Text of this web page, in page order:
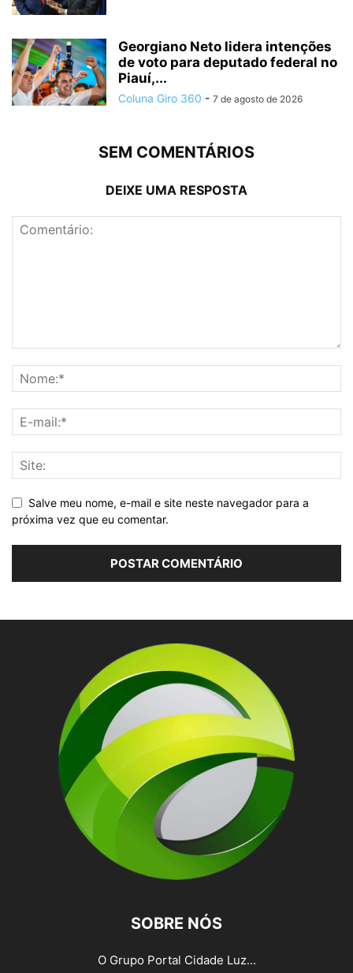
Georgiano Neto lidera intenções
de voto para deputado federal no
Piauí,...
Coluna Giro 360 - 7 de agosto de 2026
SEM COMENTÁRIOS
DEIXE UMA RESPOSTA
Salve meu nome, e-mail e site neste navegador para a
próxima vez que eu comentar.
SOBRE NÓS
O Grupo Portal Cidade Luz...